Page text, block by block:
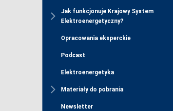
Jak funkcjonuje Krajowy System
Elektroenergetyczny?
Opracowania eksperckie
Podcast
Elektroenergetyka
Materiały do pobrania
Newsletter